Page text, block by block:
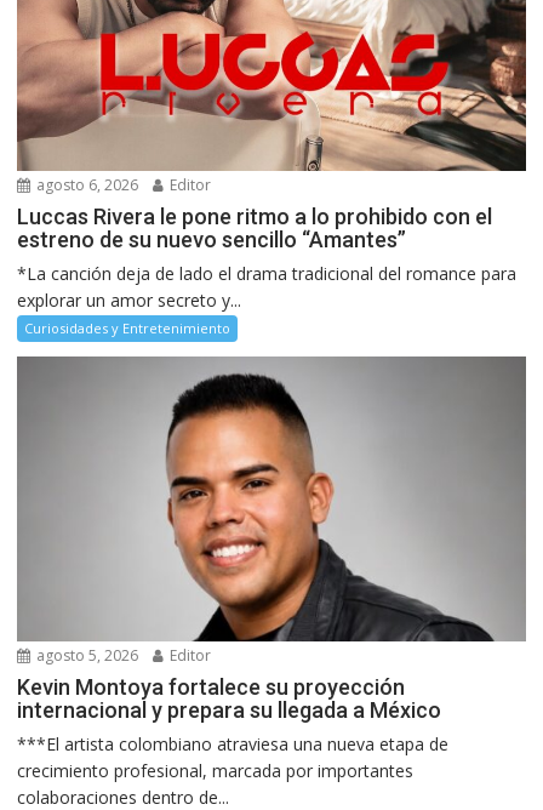
agosto 6, 2026 Editor
Luccas Rivera le pone ritmo a lo prohibido con el
estreno de su nuevo sencillo “Amantes”
*La canción deja de lado el drama tradicional del romance para
explorar un amor secreto y...
Curiosidades y Entretenimiento
agosto 5, 2026 Editor
Kevin Montoya fortalece su proyección
internacional y prepara su llegada a México
***El artista colombiano atraviesa una nueva etapa de
crecimiento profesional, marcada por importantes
colaboraciones dentro de...